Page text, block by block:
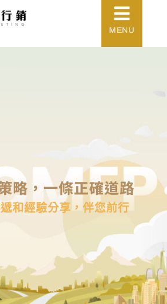
MENU
略，一條正確道路
和經驗分享，伴您前行